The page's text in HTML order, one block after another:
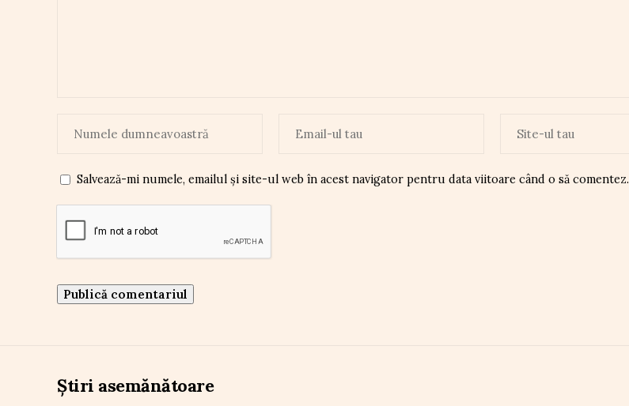
Salvează-mi numele, emailul și site-ul web în acest navigator pentru data viitoare când o să comentez.
Știri asemănătoare